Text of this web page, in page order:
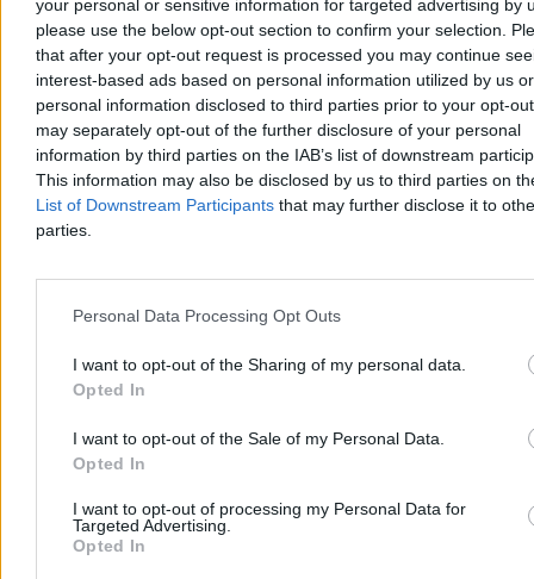
your personal or sensitive information for targeted advertising by
please use the below opt-out section to confirm your selection.
that after your opt-out request is processed you may continue
interest-based ads based on personal information utilized by us or
personal information disclosed to third parties prior to your opt-
may separately opt-out of the further disclosure of your personal
information by third parties on the IAB’s list of downstream
This information may also be disclosed by us to third parties on
List of Downstream Participants that may further disclose it to
parties.
Personal Data Processing Opt Outs
I want to opt-out of the Sharing of my personal data.
Opted In
I want to opt-out of the Sale of my Personal Data.
Opted In
I want to opt-out of processing my Personal Data for
Targeted Advertising.
Opted In
Agnieszka Waś-Turecka
05.08.2026
9 min
Reklama
Reklama